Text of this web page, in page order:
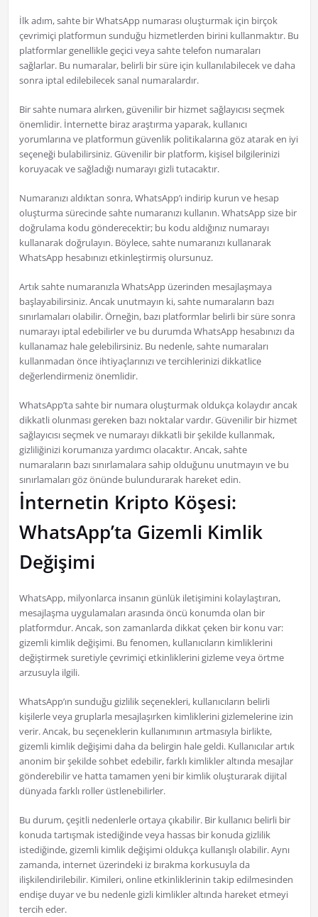
İlk adım, sahte bir WhatsApp numarası oluşturmak için birçok
çevrimiçi platformun sunduğu hizmetlerden birini kullanmaktır. Bu
platformlar genellikle geçici veya sahte telefon numaraları
sağlarlar. Bu numaralar, belirli bir süre için kullanılabilecek ve daha
sonra iptal edilebilecek sanal numaralardır.
Bir sahte numara alırken, güvenilir bir hizmet sağlayıcısı seçmek
önemlidir. İnternette biraz araştırma yaparak, kullanıcı
yorumlarına ve platformun güvenlik politikalarına göz atarak en iyi
seçeneği bulabilirsiniz. Güvenilir bir platform, kişisel bilgilerinizi
koruyacak ve sağladığı numarayı gizli tutacaktır.
Numaranızı aldıktan sonra, WhatsApp’ı indirip kurun ve hesap
oluşturma sürecinde sahte numaranızı kullanın. WhatsApp size bir
doğrulama kodu gönderecektir; bu kodu aldığınız numarayı
kullanarak doğrulayın. Böylece, sahte numaranızı kullanarak
WhatsApp hesabınızı etkinleştirmiş olursunuz.
Artık sahte numaranızla WhatsApp üzerinden mesajlaşmaya
başlayabilirsiniz. Ancak unutmayın ki, sahte numaraların bazı
sınırlamaları olabilir. Örneğin, bazı platformlar belirli bir süre sonra
numarayı iptal edebilirler ve bu durumda WhatsApp hesabınızı da
kullanamaz hale gelebilirsiniz. Bu nedenle, sahte numaraları
kullanmadan önce ihtiyaçlarınızı ve tercihlerinizi dikkatlice
değerlendirmeniz önemlidir.
WhatsApp’ta sahte bir numara oluşturmak oldukça kolaydır ancak
dikkatli olunması gereken bazı noktalar vardır. Güvenilir bir hizmet
sağlayıcısı seçmek ve numarayı dikkatli bir şekilde kullanmak,
gizliliğinizi korumanıza yardımcı olacaktır. Ancak, sahte
numaraların bazı sınırlamalara sahip olduğunu unutmayın ve bu
sınırlamaları göz önünde bulundurarak hareket edin.
İnternetin Kripto Köşesi:
WhatsApp’ta Gizemli Kimlik
Değişimi
WhatsApp, milyonlarca insanın günlük iletişimini kolaylaştıran,
mesajlaşma uygulamaları arasında öncü konumda olan bir
platformdur. Ancak, son zamanlarda dikkat çeken bir konu var:
gizemli kimlik değişimi. Bu fenomen, kullanıcıların kimliklerini
değiştirmek suretiyle çevrimiçi etkinliklerini gizleme veya örtme
arzusuyla ilgili.
WhatsApp’ın sunduğu gizlilik seçenekleri, kullanıcıların belirli
kişilerle veya gruplarla mesajlaşırken kimliklerini gizlemelerine izin
verir. Ancak, bu seçeneklerin kullanımının artmasıyla birlikte,
gizemli kimlik değişimi daha da belirgin hale geldi. Kullanıcılar artık
anonim bir şekilde sohbet edebilir, farklı kimlikler altında mesajlar
gönderebilir ve hatta tamamen yeni bir kimlik oluşturarak dijital
dünyada farklı roller üstlenebilirler.
Bu durum, çeşitli nedenlerle ortaya çıkabilir. Bir kullanıcı belirli bir
konuda tartışmak istediğinde veya hassas bir konuda gizlilik
istediğinde, gizemli kimlik değişimi oldukça kullanışlı olabilir. Aynı
zamanda, internet üzerindeki iz bırakma korkusuyla da
ilişkilendirilebilir. Kimileri, online etkinliklerinin takip edilmesinden
endişe duyar ve bu nedenle gizli kimlikler altında hareket etmeyi
tercih eder.